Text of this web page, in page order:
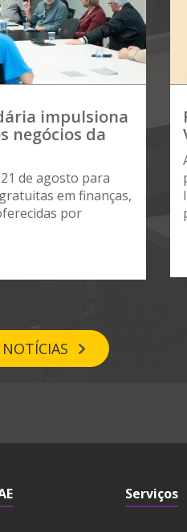
impulsiona
negócios da
de agosto para
em finanças,
por
Serviços